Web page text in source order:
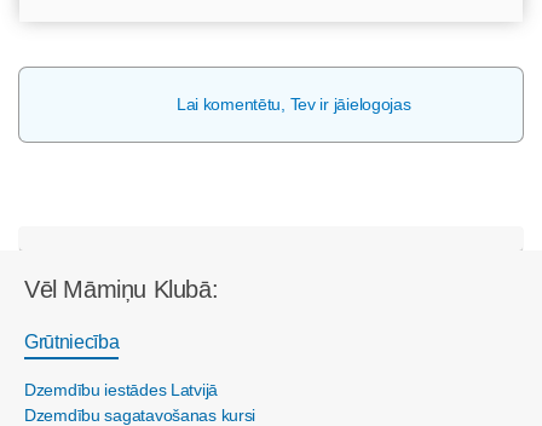
Lai komentētu, Tev ir jāielogojas
Vēl Māmiņu Klubā:
Grūtniecība
Dzemdību iestādes Latvijā
Dzemdību sagatavošanas kursi